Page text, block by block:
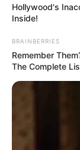
Hollywood's
Inside!
BRAINBERRIES
Remember
The Complete